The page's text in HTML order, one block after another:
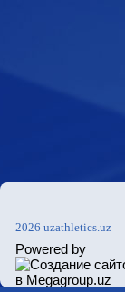
2026 uzathletics.uz
Powered by